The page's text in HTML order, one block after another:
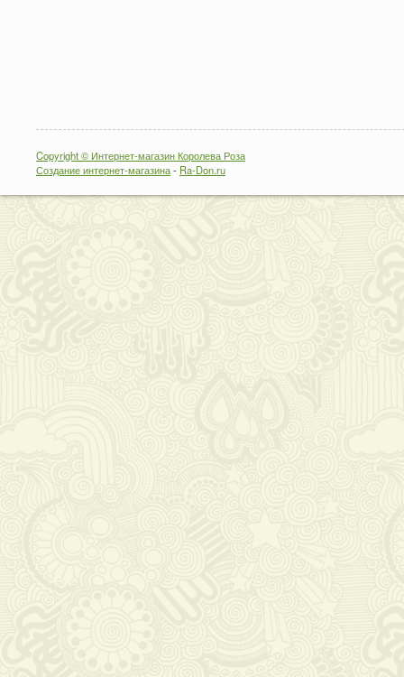
Copyright © Интернет-магазин Королева Роза
Создание интернет-магазина- Ra-Don.ru